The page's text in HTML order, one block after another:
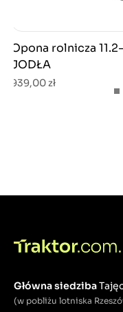
Opona rolnicza
JODŁA
939,00 zł
Główna siedziba
(w pobliżu lotniska